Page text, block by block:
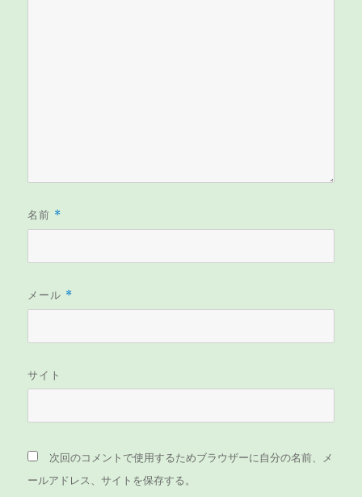
名前 *
メール *
サイト
次回のコメントで使用するためブラウザーに自分の名前、メ
ールアドレス、サイトを保存する。